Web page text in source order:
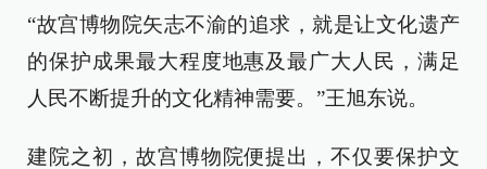
“故宫博物院矢志不渝的追求，就是让文化遗产
的保护成果最大程度地惠及最广大人民，满足
人民不断提升的文化精神需要。”王旭东说。
建院之初，故宫博物院便提出，不仅要保护文